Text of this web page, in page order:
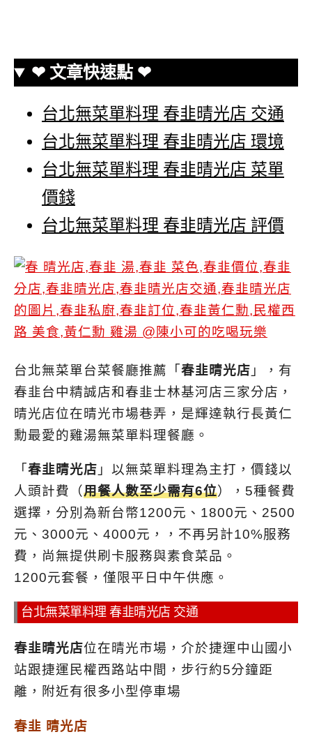
❤ 文章快速點 ❤
台北無菜單料理 春韭晴光店 交通
台北無菜單料理 春韭晴光店 環境
台北無菜單料理 春韭晴光店 菜單
價錢
台北無菜單料理 春韭晴光店 評價
台北無菜單台菜餐廳推薦「春韭晴光店 」，有
春韭台中精誠店和春韭士林基河店三家分店，
晴光店位在晴光市場巷弄，是輝達執行長黃仁
勳最愛的雞湯無菜單料理餐廳。
「 春韭晴光店 」以無菜單料理為主打，價錢以
人頭計費（用餐人數至少需有6位），5種餐費
選擇，分別為新台幣1200元、1800元、2500
元、3000元、4000元，，不再另計10%服務
費，尚無提供刷卡服務與素食菜品。
1200元套餐，僅限平日中午供應。
台北無菜單料理 春韭晴光店 交通
春韭晴光店位在晴光市場，介於捷運中山國小
站跟捷運民權西路站中間，步行約5分鐘距
離，附近有很多小型停車場
春韭 晴光店